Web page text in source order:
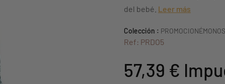
del bebé. Leer más
Colección : PROMOCIONÉMONOS
Ref: PRDO5
57,39 €